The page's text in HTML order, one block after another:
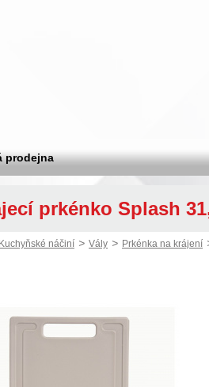
prodejna
prkénko Splash
Kuchyňské náčiní > Vály > Prkénka na krájení